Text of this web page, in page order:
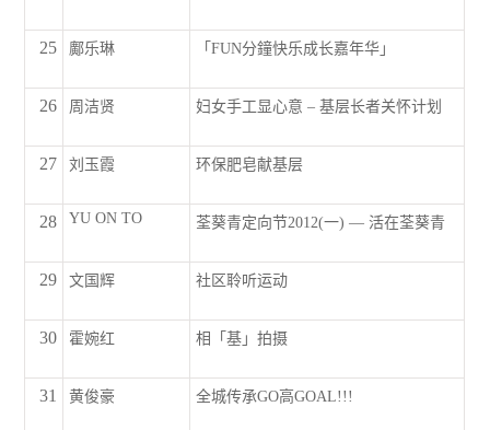
25 鄺乐琳 「FUN分鐘快乐成长嘉年华」
26 周洁贤 妇女手工显心意 – 基层长者关怀计划
27 刘玉霞 环保肥皂献基层
28 YU ON TO 荃葵青定向节2012(一) — 活在荃葵青
29 文国辉 社区聆听运动
30 霍婉红 相「基」拍摄
31 黄俊豪 全城传承GO高GOAL!!!